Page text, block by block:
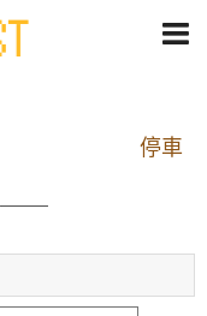
停車
往中山路1段139
親愛的客戶加入
號@a0975005573